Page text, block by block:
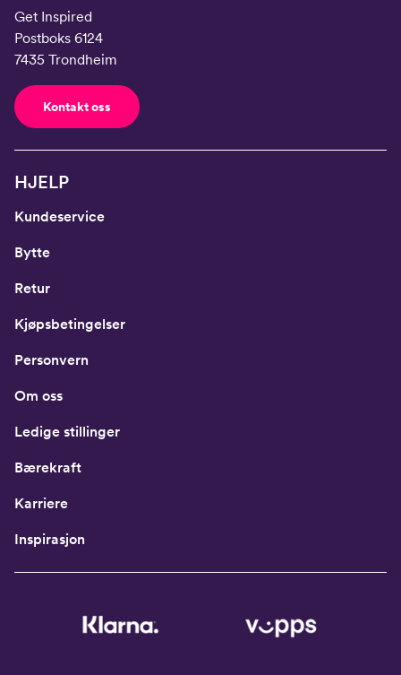
Get Inspired
Postboks 6124
7435 Trondheim
Kontakt oss
HJELP
Kundeservice
Bytte
Retur
Kjøpsbetingelser
Personvern
Om oss
Ledige stillinger
Bærekraft
Karriere
Inspirasjon